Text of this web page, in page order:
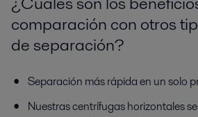
comparación con otros
de separación?
Separación más rápida en un solo
Nuestras centrífugas horizontales